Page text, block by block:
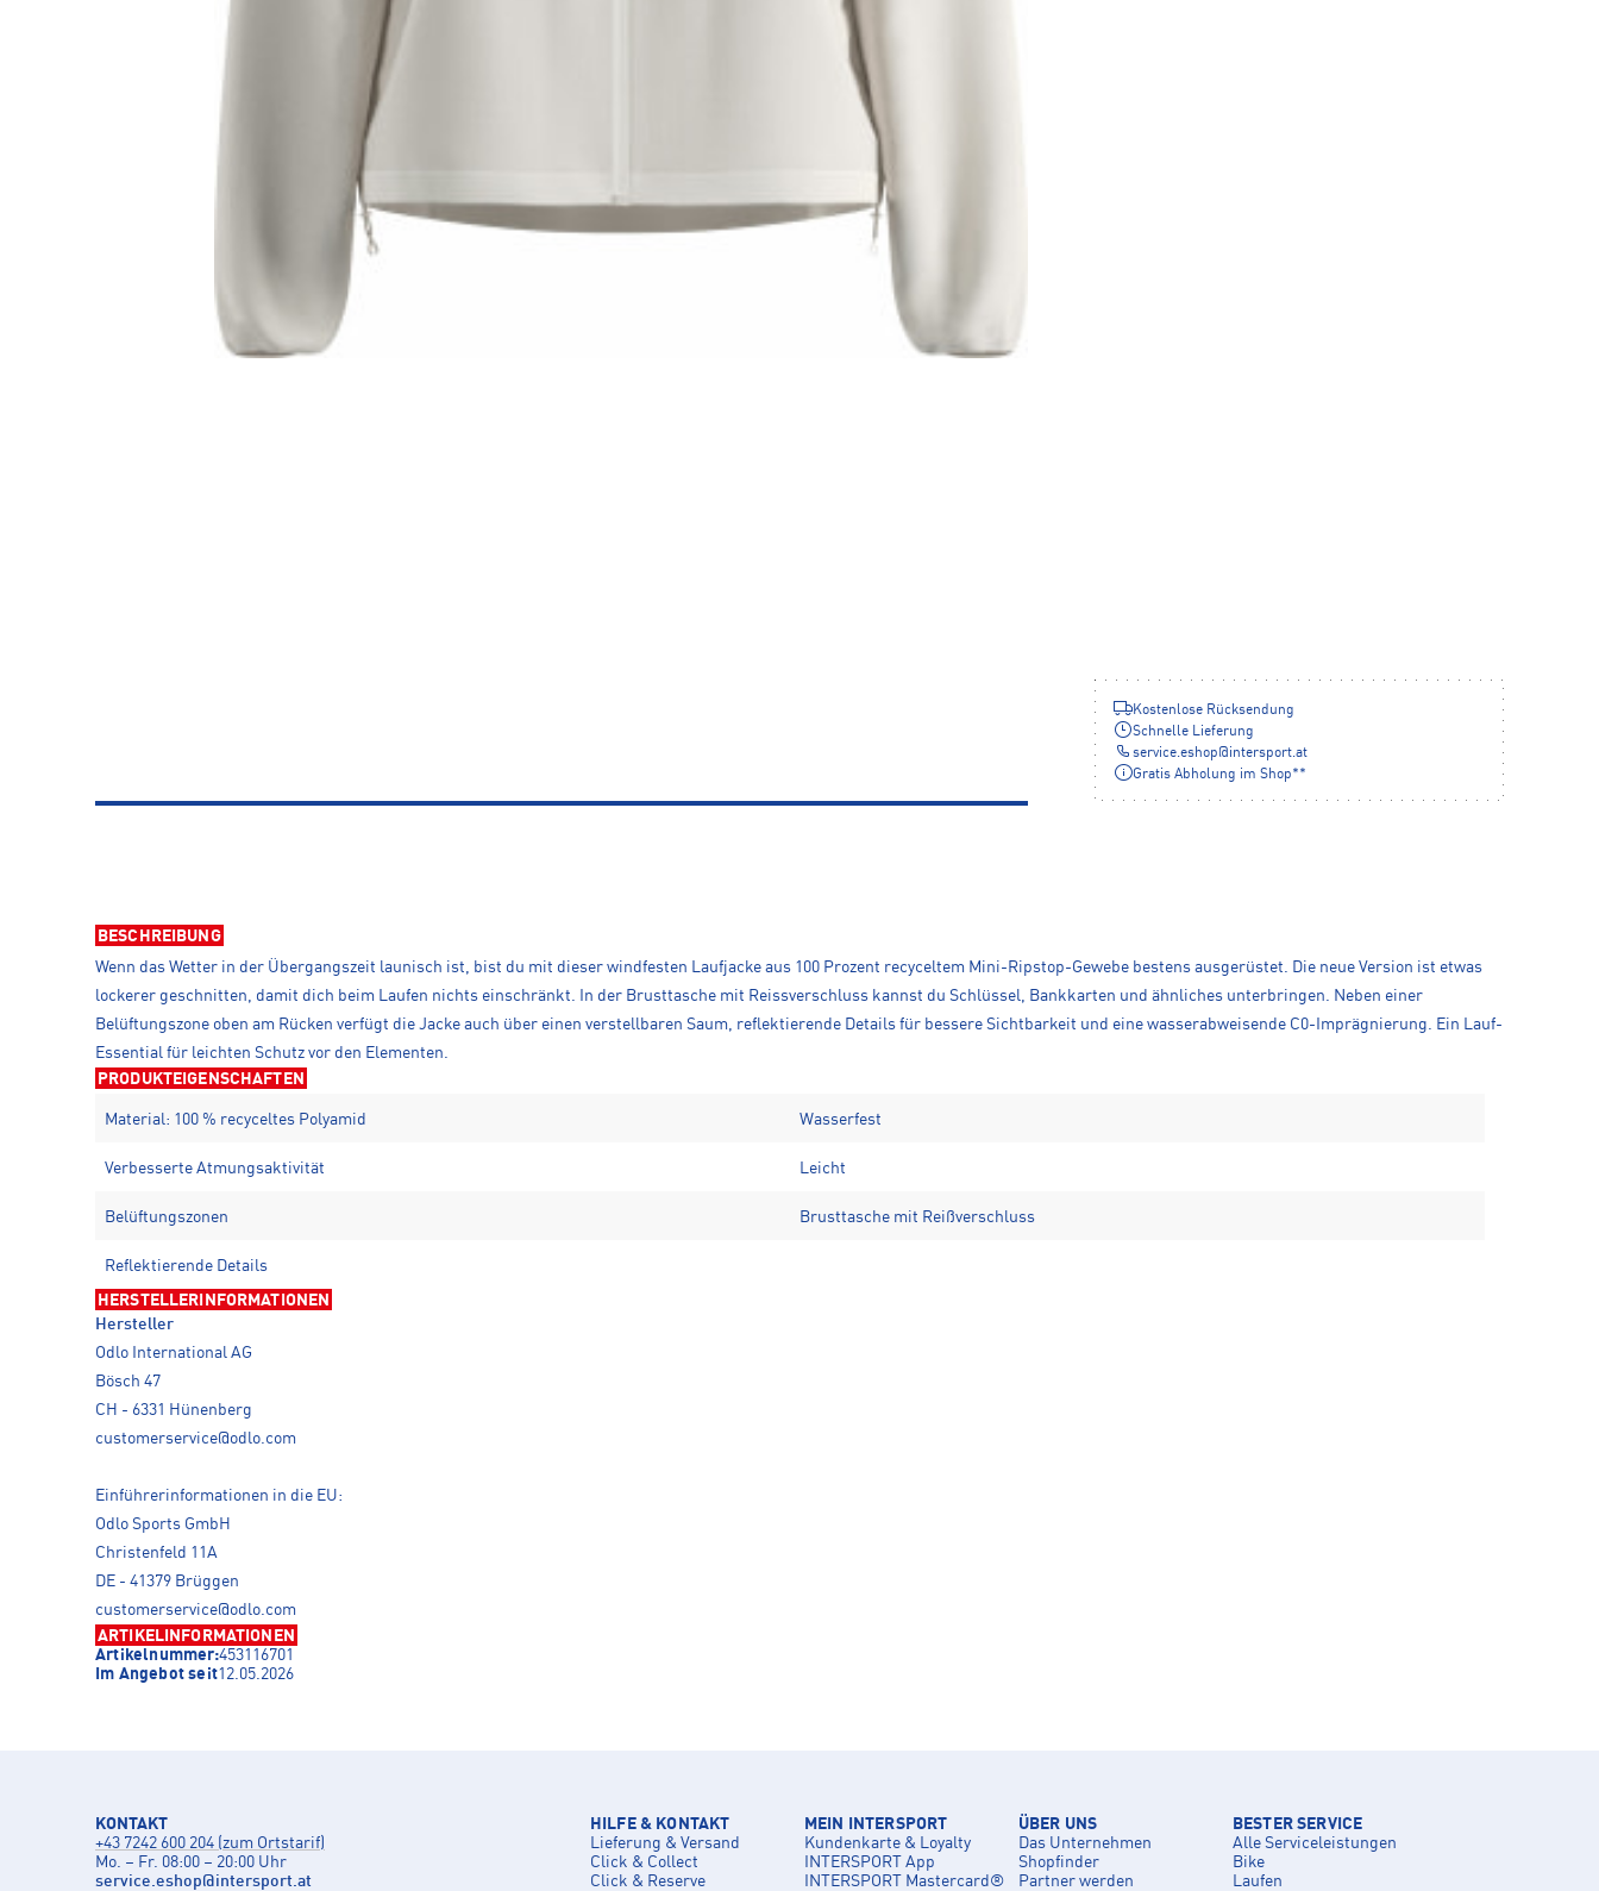
Kostenlose Rücksendung
Schnelle Lieferung
service.eshop@intersport.at
Gratis Abholung im Shop**
BESCHREIBUNG
Wenn das Wetter in der Übergangszeit launisch ist, bist du mit dieser windfesten Laufjacke aus 100 Prozent recyceltem Mini-Ripstop-Gewebe bestens ausgerüstet. Die neue Version ist etwas
lockerer geschnitten, damit dich beim Laufen nichts einschränkt. In der Brusttasche mit Reissverschluss kannst du Schlüssel, Bankkarten und ähnliches unterbringen. Neben einer
Belüftungszone oben am Rücken verfügt die Jacke auch über einen verstellbaren Saum, reflektierende Details für bessere Sichtbarkeit und eine wasserabweisende C0-Imprägnierung. Ein Lauf-
Essential für leichten Schutz vor den Elementen.
PRODUKTEIGENSCHAFTEN
Material: 100 % recyceltes Polyamid Wasserfest
Verbesserte Atmungsaktivität Leicht
Belüftungszonen Brusttasche mit Reißverschluss
Reflektierende Details
HERSTELLERINFORMATIONEN
Hersteller
Odlo International AG
Bösch 47
CH - 6331 Hünenberg
customerservice@odlo.com
Einführerinformationen in die EU:
Odlo Sports GmbH
Christenfeld 11A
DE - 41379 Brüggen
customerservice@odlo.com
ARTIKELINFORMATIONEN
Artikelnummer:453116701
Im Angebot seit12.05.2026
KONTAKT
+43 7242 600 204 (zum Ortstarif)
Mo. – Fr. 08:00 – 20:00 Uhr
service.eshop@intersport.at
HILFE & KONTAKT
Lieferung & Versand
Click & Collect
Click & Reserve
MEIN INTERSPORT
Kundenkarte & Loyalty
INTERSPORT App
INTERSPORT Mastercard®
ÜBER UNS
Das Unternehmen
Shopfinder
Partner werden
BESTER SERVICE
Alle Serviceleistungen
Bike
Laufen